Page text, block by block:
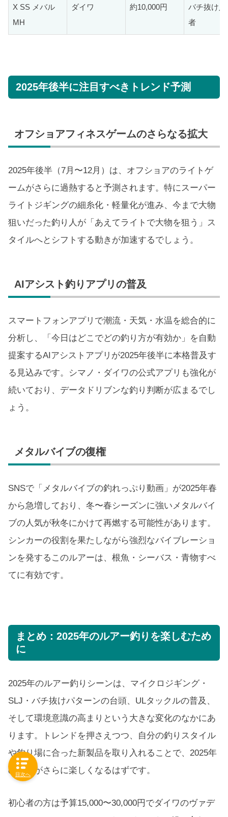
X SS メバル
MH
ダイワ 約10,000円
バチ抜け入
者
2025年後半に注目すべきトレンド予測
オフショアフィネスゲームのさらなる拡大
2025年後半（7月〜12月）は、オフショアのライトゲ
ームがさらに過熱すると予測されます。特にスーパー
ライトジギングの細糸化・軽量化が進み、今まで大物
狙いだった釣り人が「あえてライトで大物を狙う」ス
タイルへとシフトする動きが加速するでしょう。
AIアシスト釣りアプリの普及
スマートフォンアプリで潮流・天気・水温を総合的に
分析し、「今日はどこでどの釣り方が有効か」を自動
提案するAIアシストアプリが2025年後半に本格普及す
る見込みです。シマノ・ダイワの公式アプリも強化が
続いており、データドリブンな釣り判断が広まるでし
ょう。
メタルバイブの復権
SNSで「メタルバイブの釣れっぷり動画」が2025年春
から急増しており、冬〜春シーズンに強いメタルバイ
ブの人気が秋冬にかけて再燃する可能性があります。
シンカーの役割を果たしながら強烈なバイブレーショ
ンを発するこのルアーは、根魚・シーバス・青物すべ
てに有効です。
まとめ：2025年のルアー釣りを楽しむため
に
2025年のルアー釣りシーンは、マイクロジギング・
SLJ・バチ抜けパターンの台頭、ULタックルの普及、
そして環境意識の高まりという大きな変化のなかにあ
ります。トレンドを押さえつつ、自分の釣りスタイル
や釣り場に合った新製品を取り入れることで、2025年
の釣りがさらに楽しくなるはずです。
初心者の方は予算15,000〜30,000円でダイワのヴァデ
目次へ